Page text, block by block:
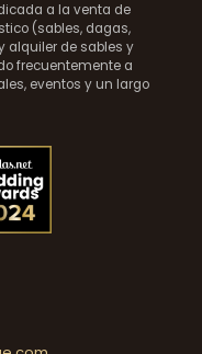
a la venta de
(sables, dagas,
alquiler de sables y
frecuentemente a
eventos y un largo